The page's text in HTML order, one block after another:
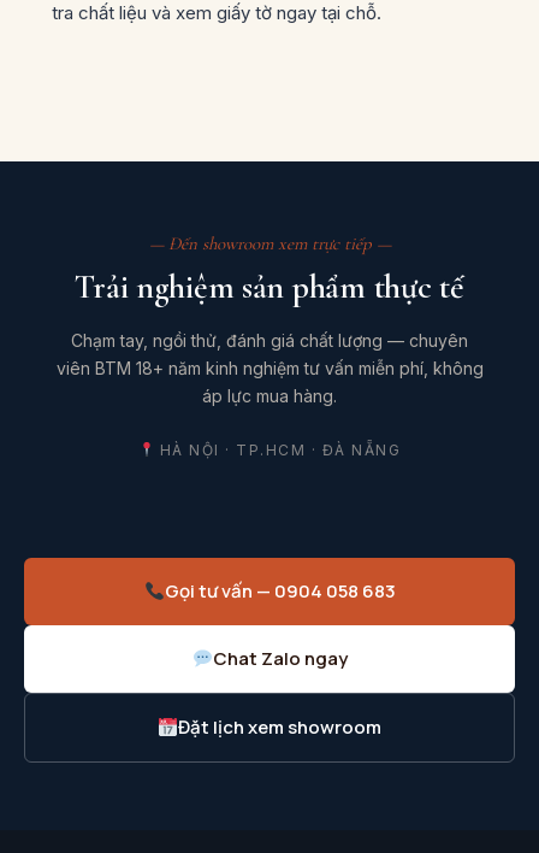
tra chất liệu và xem giấy tờ ngay tại chỗ.
— Đến showroom xem trực tiếp —
Trải nghiệm sản phẩm thực tế
Chạm tay, ngồi thử, đánh giá chất lượng — chuyên
viên BTM 18+ năm kinh nghiệm tư vấn miễn phí, không
áp lực mua hàng.
HÀ NỘI · TP.HCM · ĐÀ NẴNG
Gọi tư vấn — 0904 058 683
Chat Zalo ngay
Đặt lịch xem showroom